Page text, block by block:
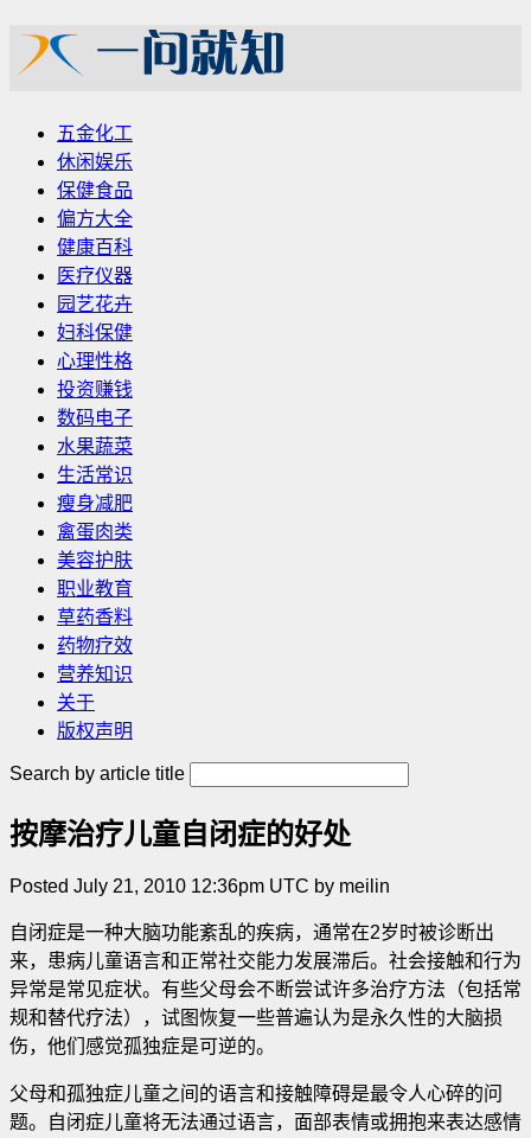
五金化工
休闲娱乐
保健食品
偏方大全
健康百科
医疗仪器
园艺花卉
妇科保健
心理性格
投资赚钱
数码电子
水果蔬菜
生活常识
瘦身减肥
禽蛋肉类
美容护肤
职业教育
草药香料
药物疗效
营养知识
关于
版权声明
Search by article title
按摩治疗儿童自闭症的好处
Posted July 21, 2010 12:36pm UTC by meilin
自闭症是一种大脑功能紊乱的疾病，通常在2岁时被诊断出
来，患病儿童语言和正常社交能力发展滞后。社会接触和行为
异常是常见症状。有些父母会不断尝试许多治疗方法（包括常
规和替代疗法），试图恢复一些普遍认为是永久性的大脑损
伤，他们感觉孤独症是可逆的。
父母和孤独症儿童之间的语言和接触障碍是最令人心碎的问
题。自闭症儿童将无法通过语言，面部表情或拥抱来表达感情